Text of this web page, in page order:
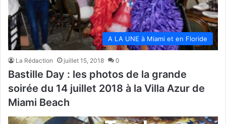
A LA UNE à Miami et en Floride
La Rédaction juillet 15, 2018 0
Bastille Day : les photos de la grande
soirée du 14 juillet 2018 à la Villa Azur de
Miami Beach